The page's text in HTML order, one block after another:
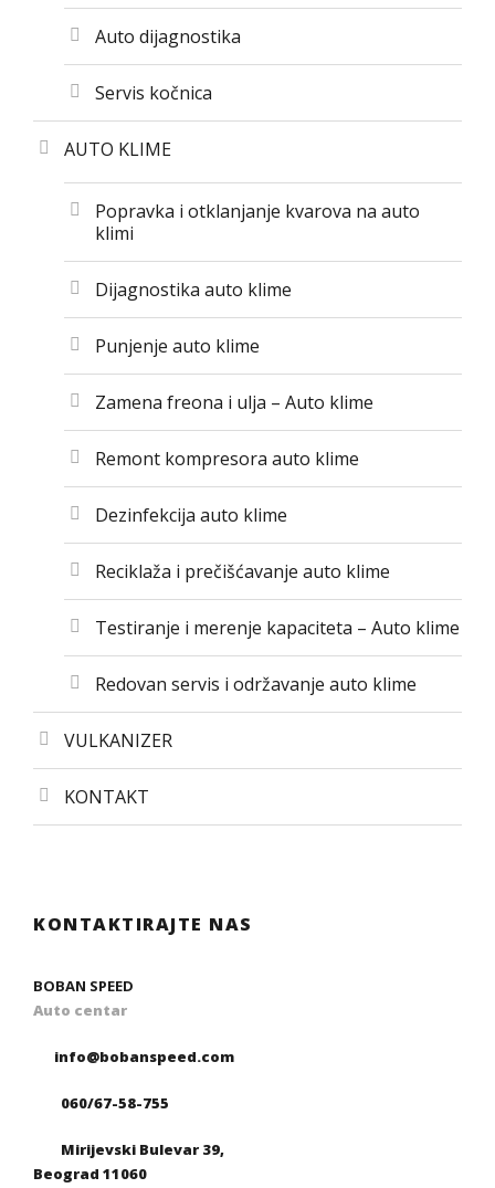
Auto dijagnostika
Servis kočnica
AUTO KLIME
Popravka i otklanjanje kvarova na auto
klimi
Dijagnostika auto klime
Punjenje auto klime
Zamena freona i ulja – Auto klime
Remont kompresora auto klime
Dezinfekcija auto klime
Reciklaža i prečišćavanje auto klime
Testiranje i merenje kapaciteta – Auto klime
Redovan servis i održavanje auto klime
VULKANIZER
KONTAKT
KONTAKTIRAJTE NAS
BOBAN SPEED
Auto centar
info@bobanspeed.com
060/67-58-755
Mirijevski Bulevar 39,
Beograd 11060